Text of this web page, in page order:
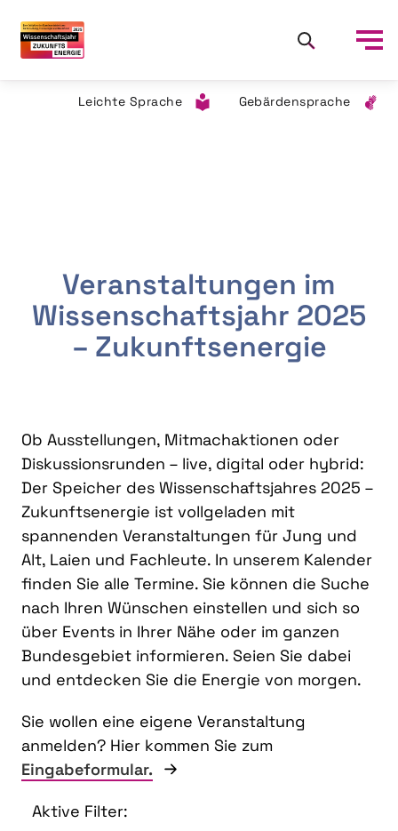
Leichte Sprache Gebärdensprache
Veranstaltungen im
Wissenschaftsjahr 2025
– Zukunftsenergie
Ob Ausstellungen, Mitmachaktionen oder
Diskussionsrunden – live, digital oder hybrid:
Der Speicher des Wissenschaftsjahres 2025 –
Zukunftsenergie ist vollgeladen mit
spannenden Veranstaltungen für Jung und
Alt, Laien und Fachleute. In unserem Kalender
finden Sie alle Termine. Sie können die Suche
nach Ihren Wünschen einstellen und sich so
über Events in Ihrer Nähe oder im ganzen
Bundesgebiet informieren. Seien Sie dabei
und entdecken Sie die Energie von morgen.
Sie wollen eine eigene Veranstaltung
anmelden? Hier kommen Sie zum
Eingabeformular.
Aktive Filter: